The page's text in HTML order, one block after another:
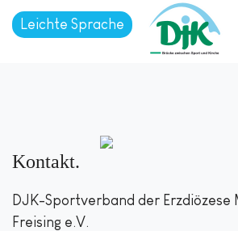
Leichte Sprache
Kontakt
DJK-Sportverband der Erzdiözese
Freising e.V.